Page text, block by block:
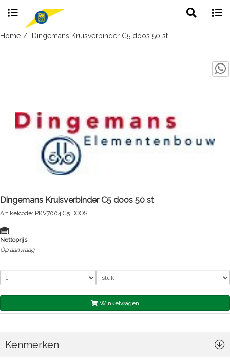
Skip
Home Dingemans Kruisverbinder C5 doos 50 st
Dingemans Kruisverbinder C5 doos 50 st
Artikelcode: PKV7004.C5 DOOS
Nettoprijs
Op aanvraag
Winkelwagen
Kenmerken